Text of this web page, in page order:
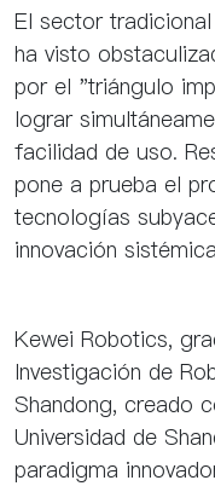
El sector
ha visto
por el "triángulo
lograr
facilidad de uso.
pone a prueba el
tecnologías
innovación
Kewei Robotics,
Investigación de
Shandong, creado
Universidad de
paradigma